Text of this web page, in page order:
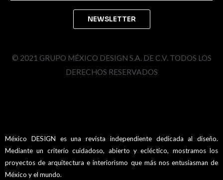
© 2021 GRUPO MÉXICO DESIGN S.A. DE C.V. TODOS LOS
DERECHOS RESERVADOS
México DESIGN es una revista independiente dedicada al diseño.
Mediante un criterio cuidadoso, abierto y ecléctico, mostramos los
proyectos de arquitectura e interiorismo que más nos entusiasman de
México y el mundo.